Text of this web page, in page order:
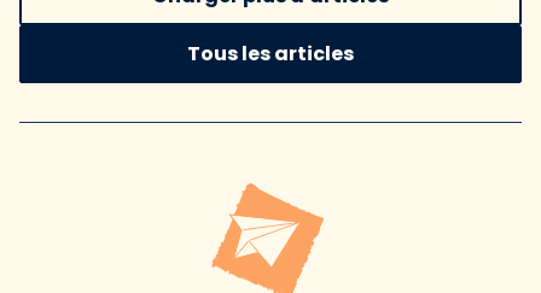
Tous les articles